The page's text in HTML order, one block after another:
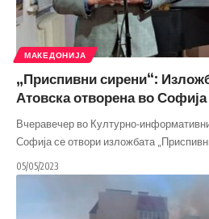
МАКЕДОНИЈА
„Приспивни сирени“:
Атовска отворена во Софија
Вчеравечер во Културно-
Софија се отвори изложбата
05/05/2023